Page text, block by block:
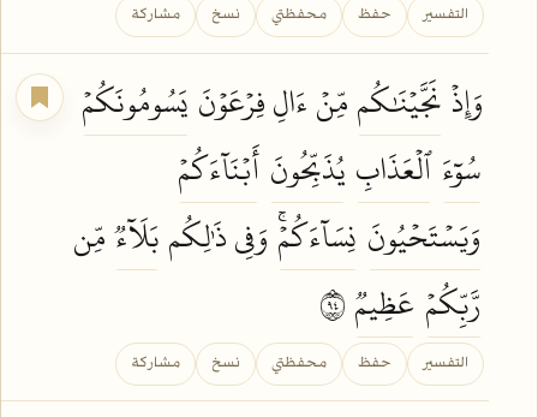
التفسير حفظ محفظتي نسخ مشاركة
وَإِذۡنَجَّيۡنَٰكُممِّنۡ ءَالِ فِرۡعَوۡنَ يَسُومُونَكُمۡ
سُوٓءَٱلۡعَذَابِ يُذَبِّحُونَ أَبۡنَآءَكُمۡ
وَيَسۡتَحۡيُونَ نِسَآءَكُمۡۚ وَفِي ذَٰلِكُمبَلَآءٞمِّن
رَّبِّكُمۡ عَظِيمٞ
التفسير حفظ محفظتي نسخ مشاركة